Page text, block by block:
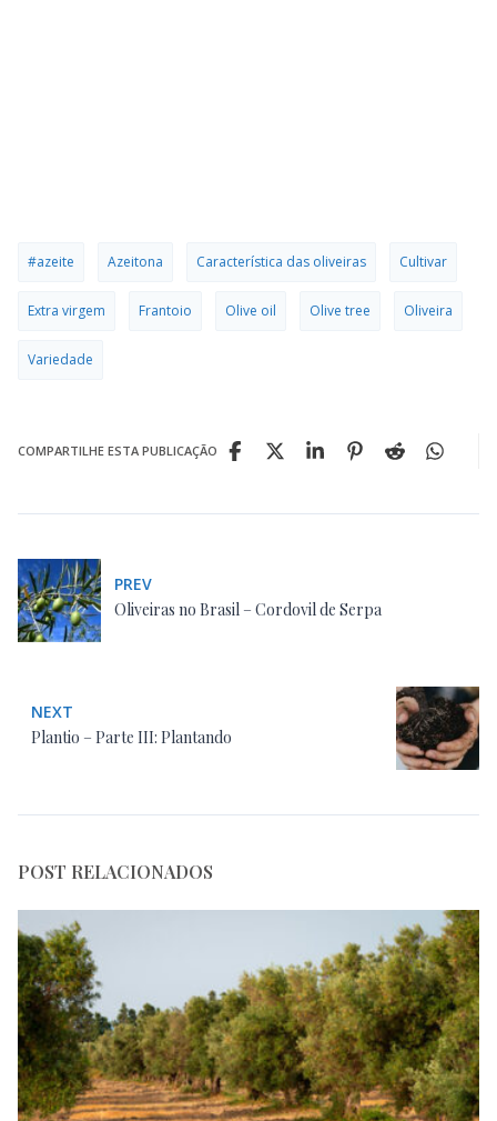
#azeite Azeitona Característica das oliveiras Cultivar
Extra virgem Frantoio Olive oil Olive tree Oliveira
Variedade
COMPARTILHE ESTA PUBLICAÇÃO
PREV
Oliveiras no Brasil – Cordovil de Serpa
NEXT
Plantio – Parte III: Plantando
POST RELACIONADOS